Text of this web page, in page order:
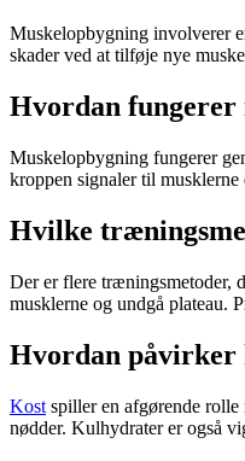
Muskelopbygning involverer
skader ved at tilføje nye
Hvordan fungerer
Muskelopbygning fungerer
kroppen signaler til
Hvilke
Der er flere træningsmetoder,
musklerne og undgå plateau.
Hvordan påvirker
Kost spiller en afgørende rolle
nødder. Kulhydrater er også